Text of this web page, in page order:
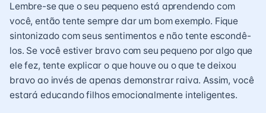
Lembre-se que o seu pequeno está aprendendo com
você, então tente sempre dar um bom exemplo. Fique
sintonizado com seus sentimentos e não tente escondê-
los. Se você estiver bravo com seu pequeno por algo que
ele fez, tente explicar o que houve ou o que te deixou
bravo ao invés de apenas demonstrar raiva. Assim, você
estará educando filhos emocionalmente inteligentes.